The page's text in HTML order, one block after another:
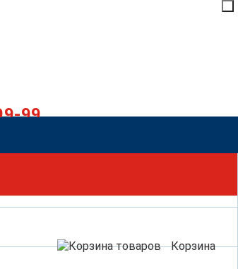
99
Корзина